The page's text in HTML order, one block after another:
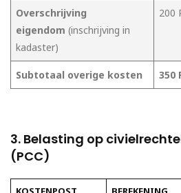
Overschrijving
eigendom (inschrijving in
kadaster)
200
Subtotaal overige kosten 350
3. Belasting op
(PCC)